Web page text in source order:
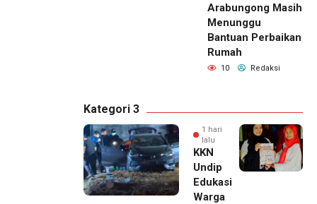
Arabungong Masih
Menunggu
Bantuan Perbaikan
Rumah
10 Redaksi
Kategori 3
1 hari
lalu
KKN
Undip
Edukasi
Warga